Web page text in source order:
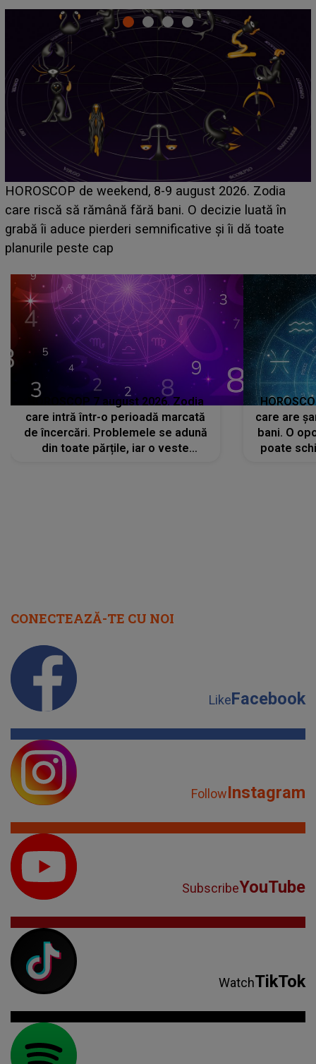
Emanuel a ținut ACEST DETALIU ASCUNS până
acum! În fața Alexandrei, concurentul din Casa Iubirii
face o MĂRTURISIRE NEAȘTEPTATĂ despre mama
sa: "I-am spus și ei în față, eu nu te iubesc pentru
HOROSCOP 7 august 2026. Zodia
care intră într-o perioadă marcată
de încercări. Problemele se adună
din toate părțile, iar o veste
care are
bani. O
poate
CONECTEAZĂ-TE CU NOI
LikeFacebook
FollowInstagram
SubscribeYouTube
WatchTikTok